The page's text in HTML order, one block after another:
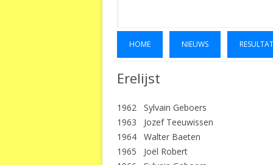
HOME NIEUWS
Erelijst
1962 Sylvain Geboers
1963 Jozef Teeuwissen
1964 Walter Baeten
1965 Joël Robert